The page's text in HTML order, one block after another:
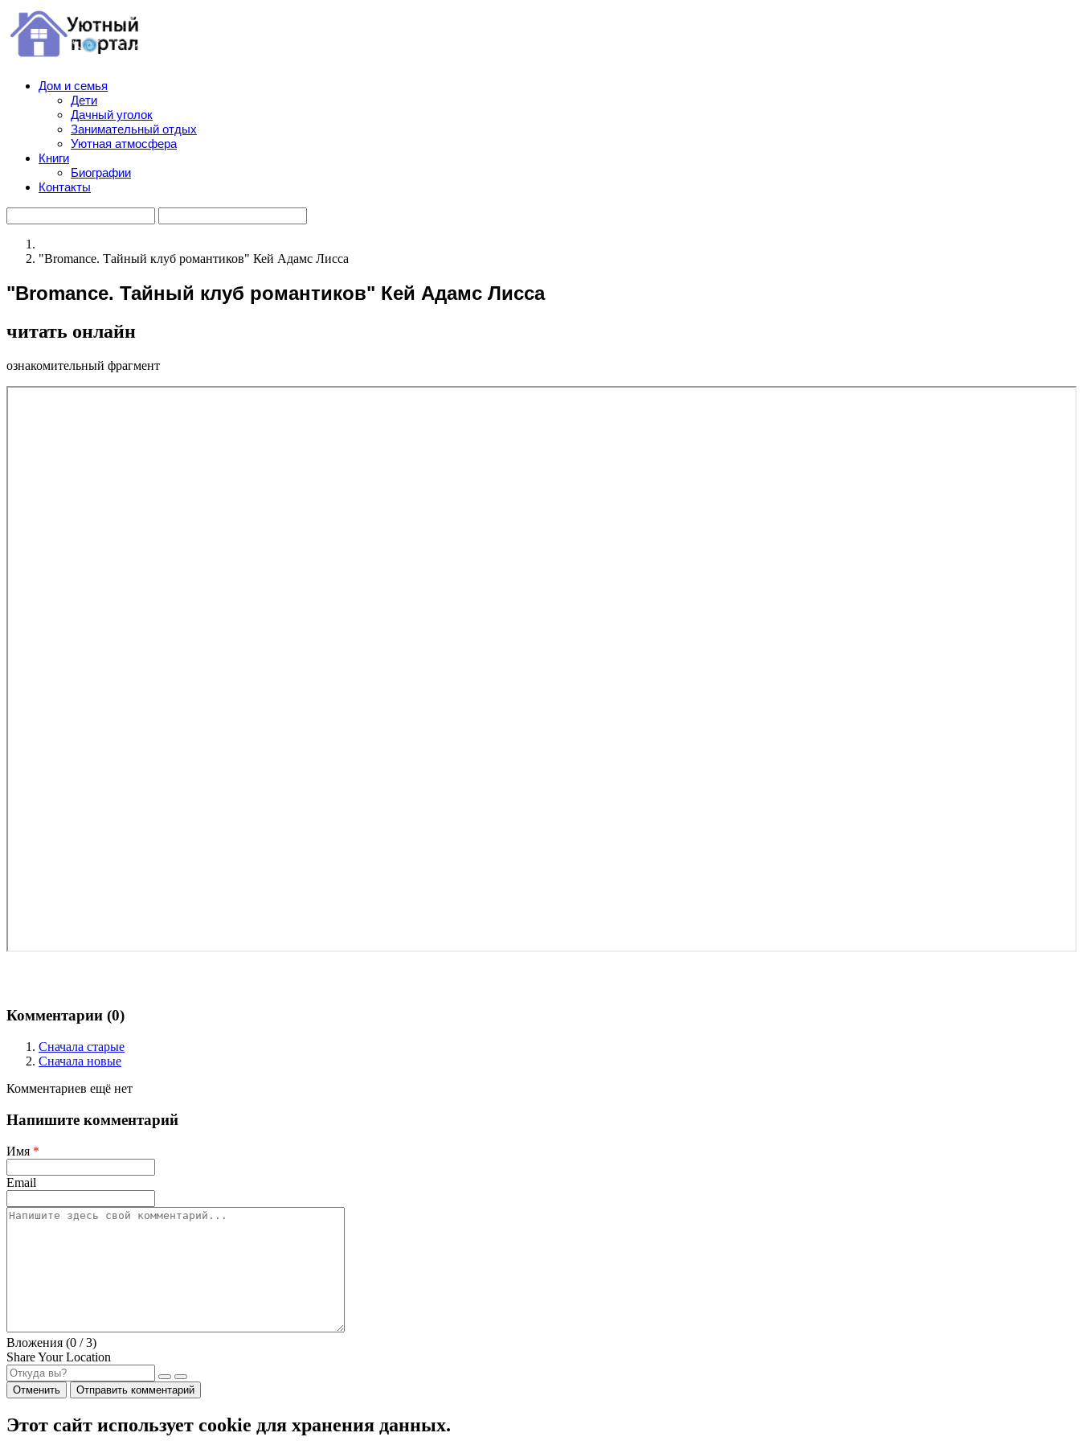
Дом и семья
Дети
Дачный уголок
Занимательный отдых
Уютная атмосфера
Книги
Биографии
Контакты
"Bromance. Тайный клуб романтиков" Кей Адамс Лисса
"Bromance. Тайный клуб романтиков" Кей Адамс Лисса
читать онлайн
ознакомительный фрагмент
Комментарии (0)
Сначала старые
Сначала новые
Комментариев ещё нет
Напишите комментарий
Имя *
Email
Вложения (0 / 3)
Share Your Location
Отменить Отправить комментарий
Этот сайт использует cookie для хранения данных.